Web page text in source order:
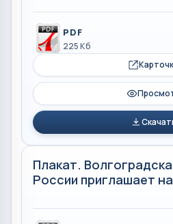
PDF
225 Кб
Плакат.
России приглашает